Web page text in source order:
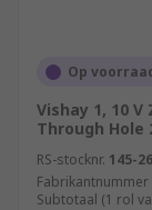
Op
Vishay 1, 10 V
Through Hole
RS-stocknr. 145-
Fabrikantnummer
Subtotaal (1 rol